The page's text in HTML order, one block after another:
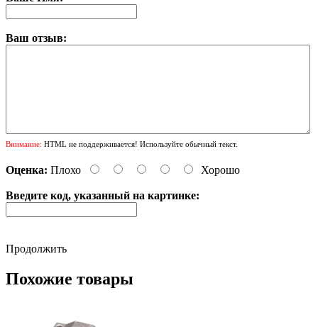
Ваш отзыв:
Внимание: HTML не поддерживается! Используйте обычный текст.
Оценка: Плохо Хорошо
Введите код, указанный на картинке:
Продолжить
Похожие товары